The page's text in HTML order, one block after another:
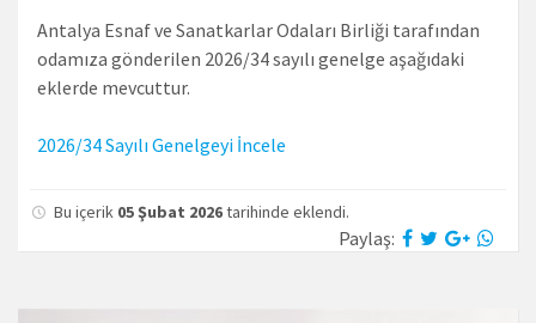
Antalya Esnaf ve Sanatkarlar Odaları Birliği tarafından
odamıza gönderilen 2026/34 sayılı genelge aşağıdaki
eklerde mevcuttur.
2026/34 Sayılı Genelgeyi İncele
Bu içerik 05 Şubat 2026tarihinde eklendi.
Paylaş: